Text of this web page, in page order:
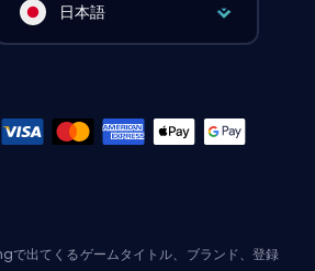
日本語
で出てくるゲームタイトル、ブランド、登録